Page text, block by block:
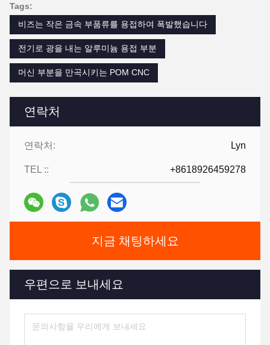
연락처
연락처: Lyn
TEL :: +8618926459278
지금 채팅하세요
우편으로 보내세요
Tags:
비즈는 작은 금속 부품류를 용접하여 폭발했습니다
전기로 광을 내는 알루미늄 용접 부분
머신 부분을 만곡시키는 POM CNC